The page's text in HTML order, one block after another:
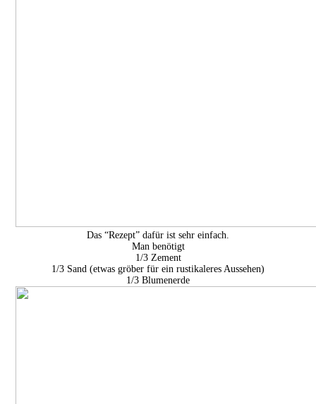
Das “Rezept” dafür ist sehr einfach.
Man benötigt
1/3 Zement
1/3 Sand (etwas gröber für ein rustikaleres Aussehen)
1/3 Blumenerde